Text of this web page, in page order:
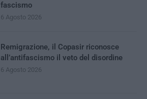
fascismo
6 Agosto 2026
Remigrazione, il Copasir riconosce
all’antifascismo il veto del disordine
6 Agosto 2026